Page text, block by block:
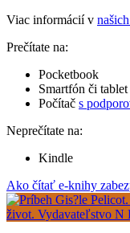
Viac informácií v
Prečítate na:
Pocketbook
Smartfón či tablet
Počítač s
Neprečítate na:
Kindle
Ako čítať e-knihy